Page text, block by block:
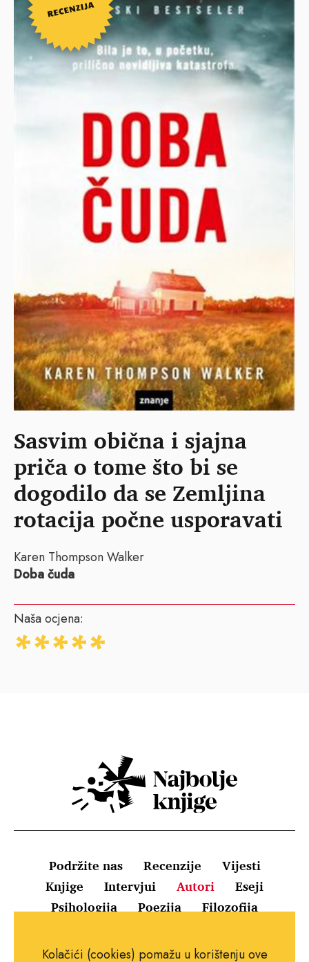
Sasvim obična i sjajna
priča o tome što bi se
dogodilo da se Zemljina
rotacija počne usporavati
Karen Thompson Walker
Doba čuda
Naša ocjena:
Podržite nas Recenzije
Vijesti
Knjige
Intervjui Autori
Eseji
Psihologija
Poezija Filozofija
Uvjeti korištenja
Pravila o kolačićima
Kolačići (cookies) pomažu u korištenju ove